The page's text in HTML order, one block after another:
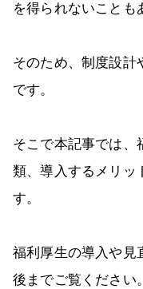
を得られないことも
そのため、制度設計
です。
そこで本記事では、
類、導入するメリッ
す。
福利厚生の導入や見
後までご覧ください。